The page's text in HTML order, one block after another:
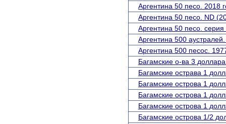
Аргентина 50 песо. 2018
Аргентина 50 песо. ND
Аргентина 50 песо.
Аргентина 500
Аргентина 500 песос.
Багамские о-ва 3
Багамские острава 1
Багамские острова 1
Багамские острова 1
Багамские острова 1
Багамские острова 1/2